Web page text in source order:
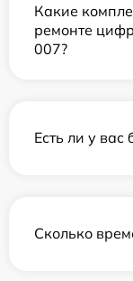
Какие
ремонте
007?
Есть ли у вас
Сколько